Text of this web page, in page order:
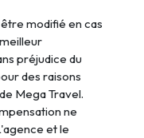
modifié en cas
préjudice du
des raisons
Mega Travel.
ne
et le